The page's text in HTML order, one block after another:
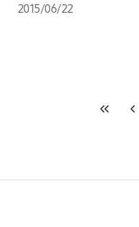
2015/06/22